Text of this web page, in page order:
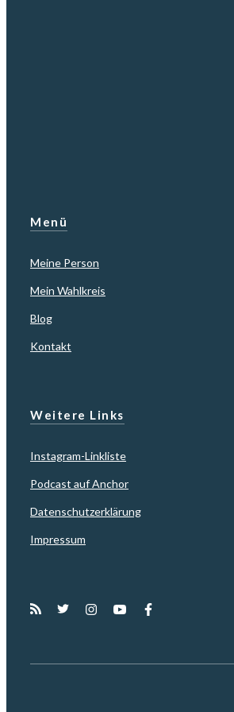
Menü
Meine Person
Mein Wahlkreis
Blog
Kontakt
Weitere Links
Instagram-Linkliste
Podcast auf Anchor
Datenschutzerklärung
Impressum